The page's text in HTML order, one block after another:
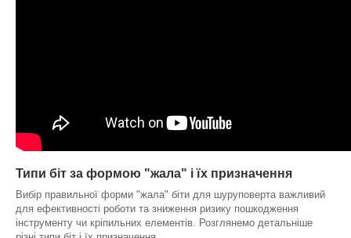
Типи біт за формою "жала" і їх призначення
Вибір правильної форми "жала" біти для шуруповерта важливий
для ефективності роботи та зниження ризику пошкодження
інструменту чи кріпильних елементів. Розглянемо детальніше